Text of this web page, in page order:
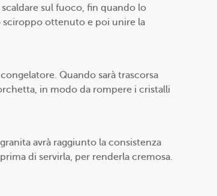
scaldare sul fuoco, fin quando lo
sciroppo ottenuto e poi unire la
Quando sarà trascorsa
in modo da rompere i cristalli
avrà raggiunto la consistenza
di servirla, per renderla cremosa.